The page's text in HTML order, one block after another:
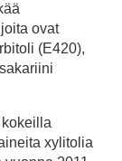
ovat
(E420),
xylitolia